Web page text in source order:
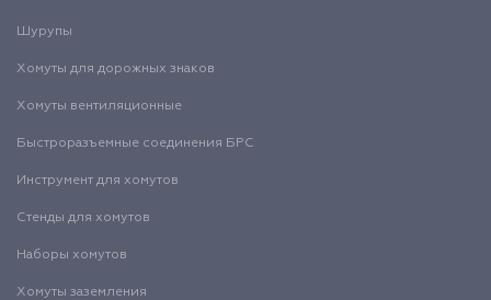
Шурупы
Хомуты для дорожных знаков
Хомуты вентиляционные
Быстроразъемные соединения БРС
Инструмент для хомутов
Стенды для хомутов
Наборы хомутов
Хомуты заземления